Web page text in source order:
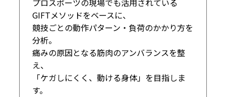
プロスポーツの現場でも活用されている
GIFTメソッドをベースに、
競技ごとの動作パターン・負荷のかかり方を
分析。
痛みの原因となる筋肉のアンバランスを整
え、
「ケガしにくく、動ける身体」を目指しま
す。